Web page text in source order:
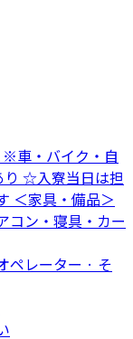
※車・バイク・自
☆入寮当日は担
＜家具・備品＞
コン・寝具・カー
ペレーター · そ